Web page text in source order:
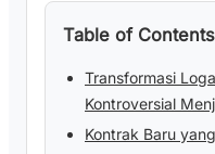
Table of Contents
Transformasi
Kontroversial
Kontrak Baru